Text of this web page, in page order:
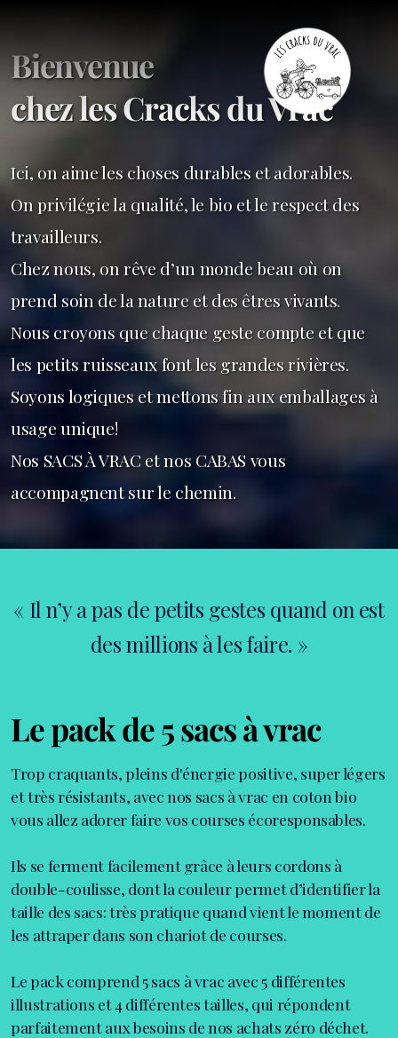
Bienvenue
chez les Cracks du Vrac
Ici, on aime les choses durables et adorables.
On privilégie la qualité, le bio et le respect des
travailleurs.
Chez nous, on rêve d’un monde beau où on
prend soin de la nature et des êtres vivants.
Nous croyons que chaque geste compte et que
les petits ruisseauxfont les grandes rivières.
Soyons logiques et mettons fin aux emballages à
usage unique!
Nos SACS À VRAC et nos CABAS vous
accompagnent sur le chemin.
« Il n’y a pas de petits gestes quand on est
des millions à les faire. »
Le pack de 5 sacs à vrac
Trop craquants, pleins d'énergie positive, super légers
et très résistants, avec nos sacs à vrac en coton bio
vous allez adorer faire vos courses écoresponsables.
Ils se ferment facilement grâce à leurs cordons à
double-coulisse, dont la couleur permet d’identifier la
taille des sacs: très pratique quand vient le moment de
les attraper dans son chariot de courses.
Le pack comprend 5 sacs à vrac avec 5 différentes
illustrations et 4 différentes tailles, qui répondent
parfaitement aux besoins de nos achats zéro déchet.